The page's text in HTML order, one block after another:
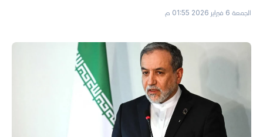
الجمعة 6 فبراير 2026 01:55 م